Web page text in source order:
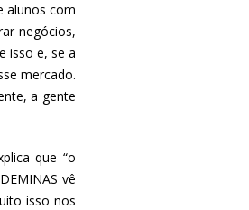
alunos com
negócios,
isso e, se a
mercado.
a gente
que “o
vê
isso nos